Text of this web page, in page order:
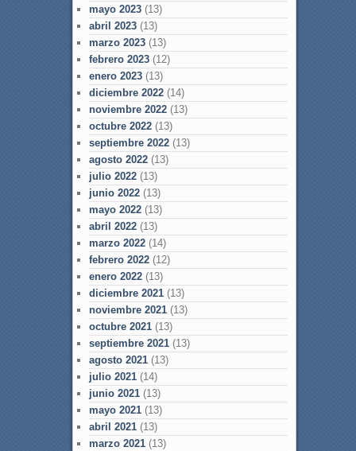
mayo 2023(13)
abril 2023(13)
marzo 2023(13)
febrero 2023(12)
enero 2023(13)
diciembre 2022(14)
noviembre 2022(13)
octubre 2022(13)
septiembre 2022(13)
agosto 2022(13)
julio 2022(13)
junio 2022(13)
mayo 2022(13)
abril 2022(13)
marzo 2022(14)
febrero 2022(12)
enero 2022(13)
diciembre 2021(13)
noviembre 2021(13)
octubre 2021(13)
septiembre 2021(13)
agosto 2021(13)
julio 2021(14)
junio 2021(13)
mayo 2021(13)
abril 2021(13)
marzo 2021(13)